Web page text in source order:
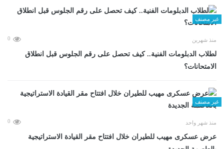
غير مصنف
منذ شهرين 0
لطلاب الدبلومات الفنية.. كيف تحصل على رقم الجلوس قبل انطلاق
الامتحانات؟
غير مصنف
منذ شهر واحد 0
عرض عسكرى مهيب للطيران خلال افتتاح مقر القيادة الاستراتيجية